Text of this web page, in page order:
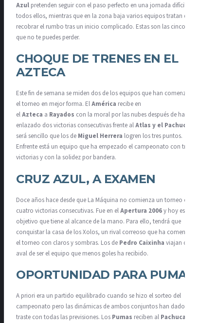
Azul pretenden seguir con el paso perfecto en una jornada difícil para
todos ellos, mientras que en la zona baja varios equipos tratan de
recobrar el rumbo tras un inicio complicado. Estas son las cinco cosas
que no te puedes perder.
CHOQUE DE TRENES EN EL
AZTECA
Este fin de semana se miden dos de los equipos que han comenzado
el torneo en mejor forma. ElAmérica recibe en
elAzteca a Rayados con la moral por las nubes después de haber
enlazado dos victorias consecutivas frente alAtlas y el Pachuca
será sencillo que los de Miguel Herrera logren los tres puntos.
Enfrente está un equipo que ha empezado el campeonato con tres
victorias y con la solidez por bandera.
CRUZ AZUL, A EXAMEN
Doce años hace desde que La Máquina no comienza un torneo con
cuatro victorias consecutivas. Fue en elApertura 2006y hoy es un
objetivo que tiene al alcance de la mano. Para ello, tendrá que
conquistar la casa de los Xolos, un rival correoso que ha comenzado
el torneo con claros y sombras. Los de Pedro Caixinha viajan con el
aval de ser el equipo que menos goles ha recibido.
OPORTUNIDAD PARA PUMAS
A priori era un partido equilibrado cuando se hizo el sorteo del
campeonato pero las dinámicas de ambos conjuntos han dado al
traste con todas las previsiones. Los Pumas reciben al Pachuca